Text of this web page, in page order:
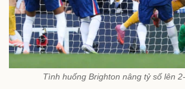
Tình huống Brighton nâng tỷ số lên